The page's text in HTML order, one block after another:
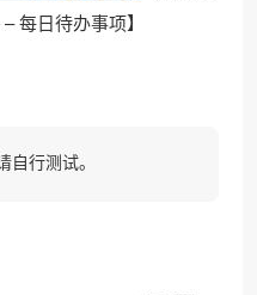
每日待办事项】
行测试。